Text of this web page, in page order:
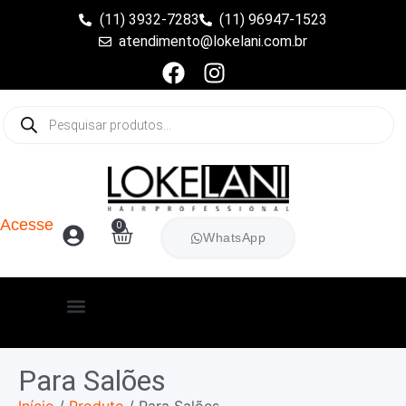
(11) 3932-7283
(11) 96947-1523
atendimento@lokelani.com.br
Acesse 0
WhatsApp
Para Salões